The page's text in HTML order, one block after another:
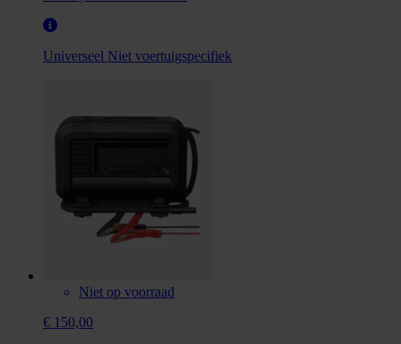
Universeel Niet voertuigspecifiek
Niet op voorraad
€ 150,00